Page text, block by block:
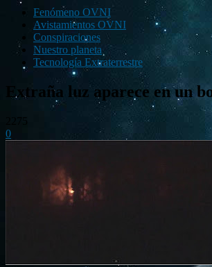
Fenómeno OVNI
Avistamientos OVNI
Conspiraciones
Nuestro planeta
Tecnología Extraterrestre
Extraña luz aparece en un
0